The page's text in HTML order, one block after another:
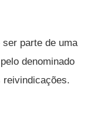
parte de uma
denominado
reivindicações.